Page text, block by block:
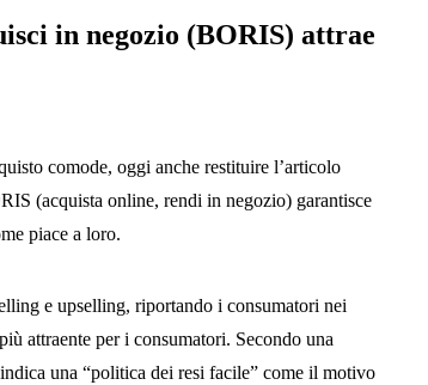
in negozio (BORIS) attrae
comode, oggi anche restituire l’articolo
(acquista online, rendi in negozio) garantisce
piace a loro.
e upselling, riportando i consumatori nei
attraente per i consumatori. Secondo una
una “politica dei resi facile” come il motivo